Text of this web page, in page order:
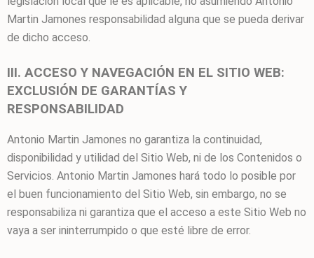
Martin Jamones responsabilidad alguna que se pueda derivar
de dicho acceso.
III. ACCESO Y NAVEGACIÓN EN EL SITIO WEB:
EXCLUSIÓN DE GARANTÍAS Y
RESPONSABILIDAD
Antonio Martin Jamones no garantiza la continuidad,
disponibilidad y utilidad del Sitio Web, ni de los Contenidos o
Servicios. Antonio Martin Jamones hará todo lo posible por
el buen funcionamiento del Sitio Web, sin embargo, no se
responsabiliza ni garantiza que el acceso a este Sitio Web no
vaya a ser ininterrumpido o que esté libre de error.